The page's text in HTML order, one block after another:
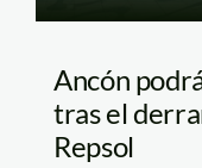
Ancón
tras el
Repsol